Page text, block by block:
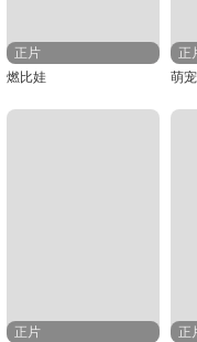
正片
燃比娃
正
萌
正片 正